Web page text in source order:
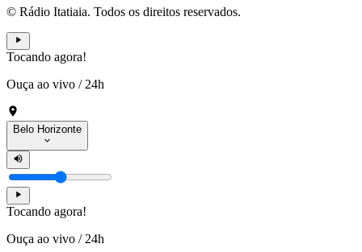
© Rádio Itatiaia. Todos os direitos reservados.
Tocando agora!
Ouça ao vivo / 24h
Belo Horizonte
Tocando agora!
Ouça ao vivo / 24h